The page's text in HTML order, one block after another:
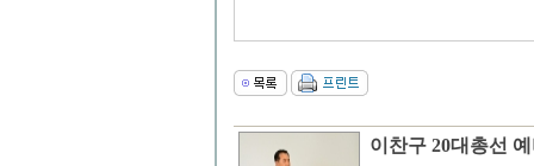
이찬구 20대총선